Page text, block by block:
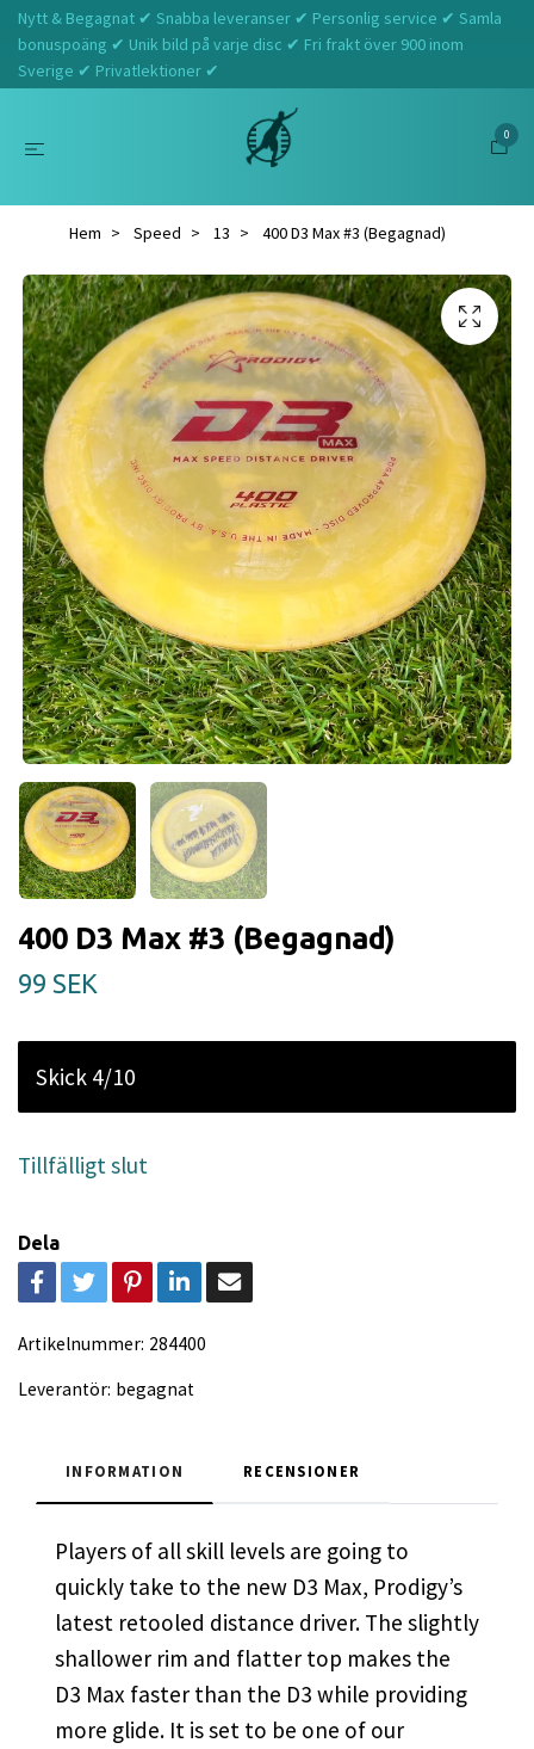
Nytt & Begagnat ✔ Snabba leveranser ✔ Personlig service ✔ Samla
bonuspoäng ✔ Unik bild på varje disc ✔ Fri frakt över 900 inom
Sverige ✔ Privatlektioner ✔
0
Hem Speed 13 400 D3 Max #3 (Begagnad)
400 D3 Max #3 (Begagnad)
99 SEK
Skick 4/10
Tillfälligt slut
Dela
Artikelnummer: 284400
Leverantör: begagnat
INFORMATION RECENSIONER
Players of all skill levels are going to
quickly take to the new D3 Max, Prodigy’s
latest retooled distance driver. The slightly
shallower rim and flatter top makes the
D3 Max faster than the D3 while providing
more glide. It is set to be one of our